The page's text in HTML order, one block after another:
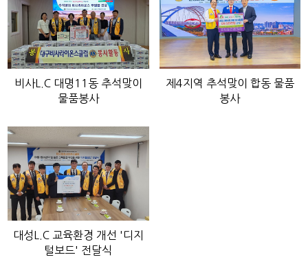
비사L.C 대명11동 추석맞이
물품봉사
제4지역 추석맞이 합동 물품
봉사
대성L.C 교육환경 개선 '디지
털보드' 전달식